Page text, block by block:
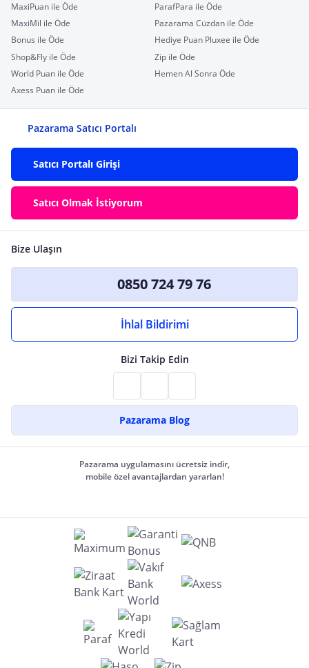
MaxiPuan ile Öde
ParafPara ile Öde
MaxiMil ile Öde
Pazarama Cüzdan ile Öde
Bonus ile Öde
Hediye Puan Pluxee ile Öde
Shop&Fly ile Öde
Zip ile Öde
World Puan ile Öde
Hemen Al Sonra Öde
Axess Puan ile Öde
Pazarama Satıcı Portalı
Satıcı Portalı Girişi
Satıcı Olmak İstiyorum
Bize Ulaşın
0850 724 79 76
İhlal Bildirimi
Bizi Takip Edin
Pazarama Blog
Pazarama uygulamasını ücretsiz indir,
mobile özel avantajlardan yararlan!